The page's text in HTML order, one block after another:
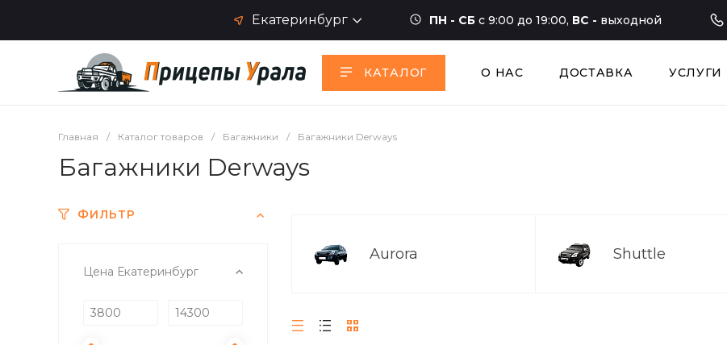
Екатеринбург ПН - СБ с 9:00 до 19:00, ВС - выходной
КАТАЛОГ О НАС ДОСТАВКА УСЛУГИ
Главная / Каталог товаров / Багажники / Багажники Derways
Багажники Derways
ФИЛЬТР
Цена Екатеринбург
Aurora Shuttle